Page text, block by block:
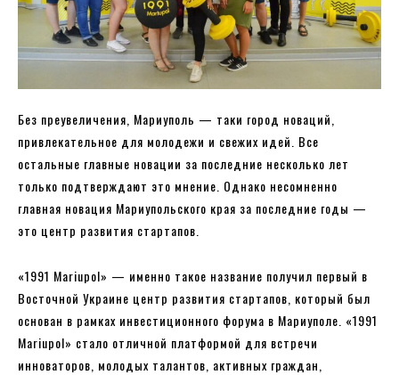
Без преувеличения, Мариуполь — таки город новаций,
привлекательное для молодежи и свежих идей. Все
остальные главные новации за последние несколько лет
только подтверждают это мнение. Однако несомненно
главная новация Мариупольского края за последние годы —
это центр развития стартапов.
«1991 Mariupol» — именно такое название получил первый в
Восточной Украине центр развития стартапов, который был
основан в рамках инвестиционного форума в Мариуполе. «1991
Mariupol» стало отличной платформой для встречи
инноваторов, молодых талантов, активных граждан,